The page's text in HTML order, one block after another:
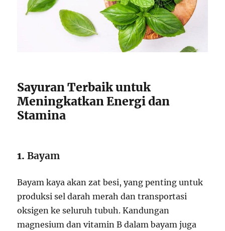
Sayuran Terbaik untuk
Meningkatkan Energi dan
Stamina
1.Bayam
Bayam kaya akan zat besi, yang penting untuk
produksi sel darah merah dan transportasi
oksigen ke seluruh tubuh. Kandungan
magnesium dan vitamin B dalam bayam juga